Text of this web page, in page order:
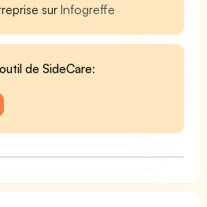
surInfogreffe
de SideCare: